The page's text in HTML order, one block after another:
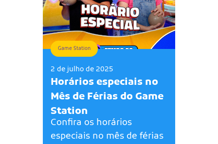
Game Station
2 de julho de 2025
Horários especiais no
Mês de Férias do Game
Station
Confira os horários
especiais no mês de férias